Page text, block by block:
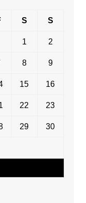
S S
1 2
8 9
15 16
22 23
29 30